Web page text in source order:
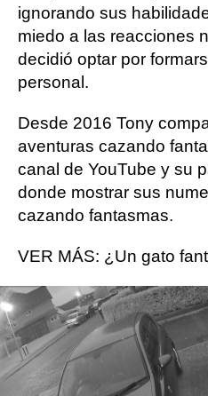
ignorando sus
miedo a las reacciones
decidió optar por
personal.
Desde 2016 Tony
aventuras cazando
canal de YouTube y su
donde mostrar sus
cazando fantasmas.
VER MÁS: ¿Un gato
El aterrador
enorme bisonte
a más de dos